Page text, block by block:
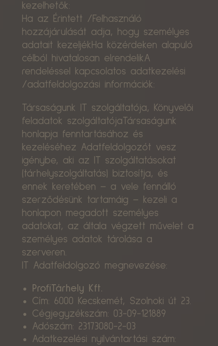
kezelhetők:
Ha az Érintett /Felhasználó
hozzájárulását adja, hogy személyes
adatait kezeljékHa közérdeken alapuló
célból hivatalosan elrendelikA
rendeléssel kapcsolatos adatkezelési
/adatfeldolgozási információk:
Társaságunk IT szolgáltatója, Könyvelői
feladatok szolgáltatójaTársaságunk
honlapja fenntartásához és
kezeléséhez Adatfeldolgozót vesz
igénybe, aki az IT szolgáltatásokat
(tárhelyszolgáltatás) biztosítja, és
ennek keretében – a vele fennálló
szerződésünk tartamáig – kezeli a
honlapon megadott személyes
adatokat, az általa végzett művelet a
személyes adatok tárolása a
szerveren.
IT Adatfeldolgozó megnevezése:
ProfiTárhely Kft.
Cím: 6000 Kecskemét, Szolnoki út 23.
Cégjegyzékszám: 03-09-121889
Adószám: 23173080-2-03
Adatkezelési nyilvántartási szám: